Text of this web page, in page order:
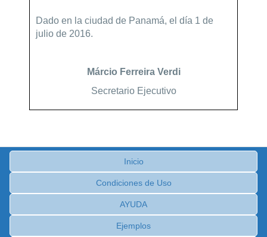
Dado en la ciudad de Panamá, el día 1 de
julio de 2016.
Márcio Ferreira Verdi
Secretario Ejecutivo
Inicio
Condiciones de Uso
AYUDA
Ejemplos